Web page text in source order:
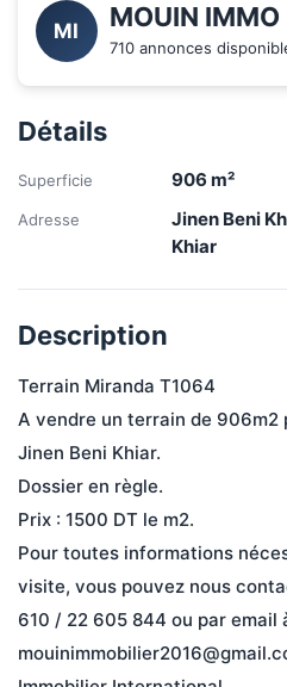
MI MOUIN IMMO
710 annonces
Détails
Superficie 906 m²
Adresse
Jinen Beni
Khiar
Description
Terrain Miranda T1064
A vendre un terrain de 906m2
Jinen Beni Khiar.
Dossier en règle.
Prix ​​: 1500 DT le m2.
Pour toutes informations
visite, vous pouvez nous
610 / 22 605 844 ou par email